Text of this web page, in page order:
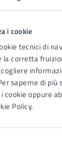
i cookie
tecnici di
corretta
saperne di più
cookie oppure
Policy.